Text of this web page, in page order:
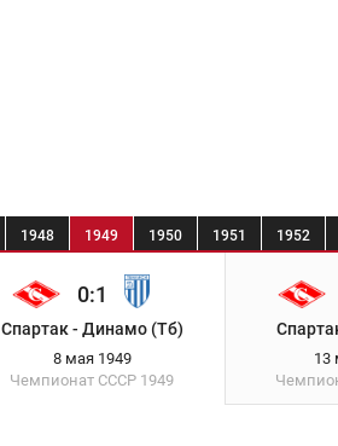
1948 1949 1950 1951 1952
0:1
Спартак - Динамо (Тб)
8 мая 1949
Чемпионат СССР 1949
13